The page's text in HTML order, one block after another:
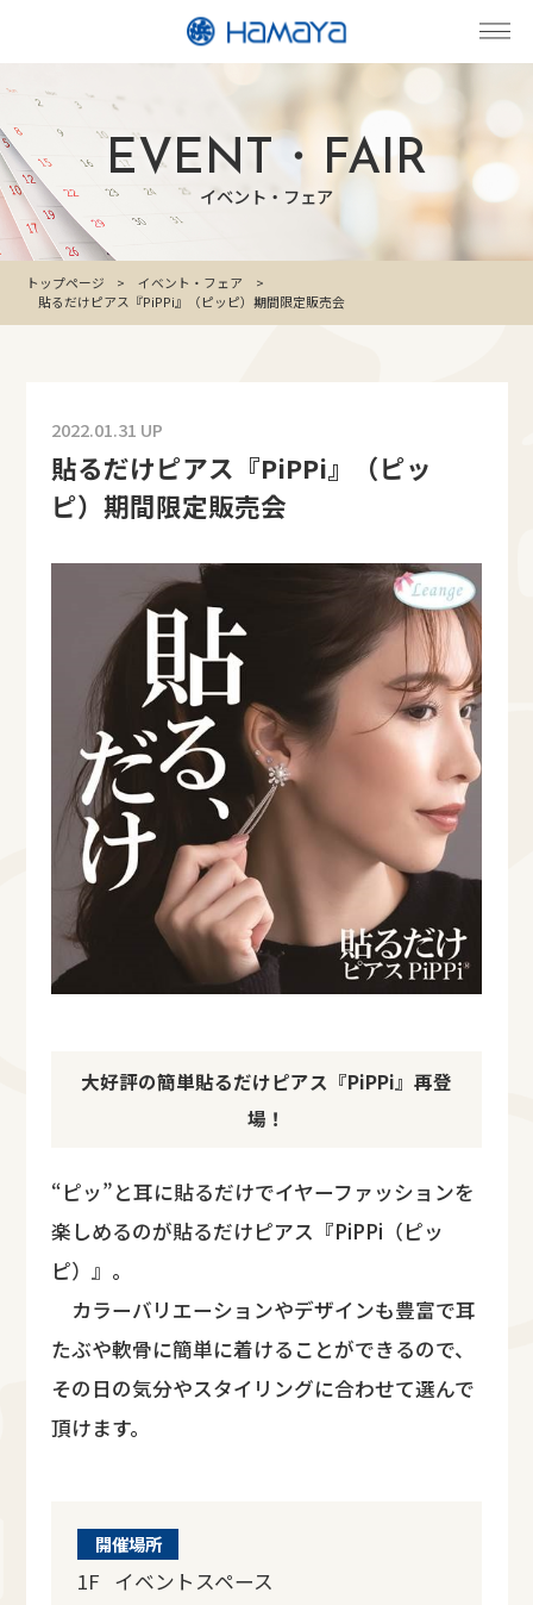
EVENT・FAIR
イベント・フェア
トップページ
イベント・フェア
貼るだけピアス『PiPPi』（ピッピ）期間限定販売会
2022.01.31 UP
貼るだけピアス『PiPPi』（ピッ
ピ）期間限定販売会
大好評の簡単貼るだけピアス『PiPPi』再登
場！
“ピッ”と耳に貼るだけでイヤーファッションを
楽しめるのが貼るだけピアス『PiPPi（ピッ
ピ）』。
カラーバリエーションやデザインも豊富で耳
たぶや軟骨に簡単に着けることができるので、
その日の気分やスタイリングに合わせて選んで
頂けます。
開催場所
1F イベントスペース